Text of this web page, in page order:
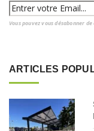
Vous pouvez vous désabonner
ARTICLES